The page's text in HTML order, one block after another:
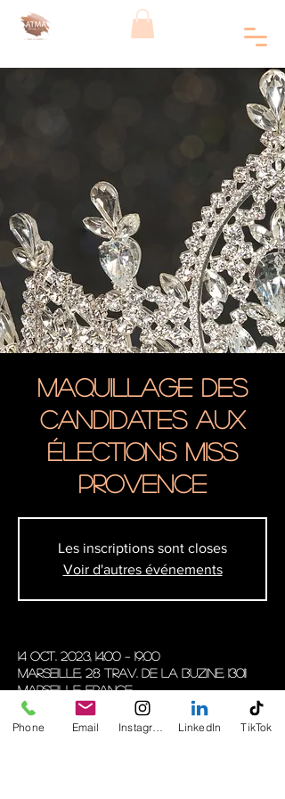
Maquillage des
candidates aux
Élections Miss
Provence
Les inscriptions sont closes
Voir d'autres événements
14 oct. 2023, 14:00 – 19:00
Marseille, 28 Trav. de la Buzine, 13011
Marseille, France
Phone Email LinkedIn TikTok